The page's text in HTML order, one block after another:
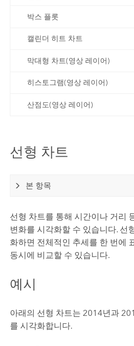
박스 플롯
캘린더 히트 차트
막대형 차트(영상 레이어)
히스토그램(영상 레이어)
산점도(영상 레이어)
선형 차트
본 항목
선형 차트를 통해 시간이나 거리
변화를 시각화할 수 있습니다. 선
화하면 전체적인 추세를 한 번에
동시에 비교할 수 있습니다.
예시
아래의 선형 차트는 2014년과
를 시각화합니다.